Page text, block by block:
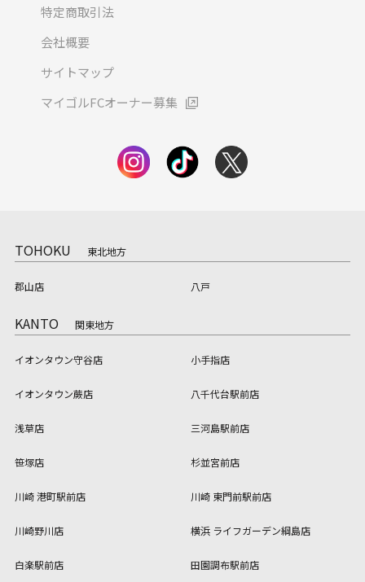
特定商取引法
会社概要
サイトマップ
マイゴルFCオーナー募集
TOHOKU 東北地方
郡山店 八戸
KANTO 関東地方
イオンタウン守谷店 小手指店
イオンタウン蕨店 八千代台駅前店
浅草店 三河島駅前店
笹塚店 杉並宮前店
川崎 港町駅前店 川崎 東門前駅前店
川崎野川店 横浜 ライフガーデン綱島店
白楽駅前店 田園調布駅前店